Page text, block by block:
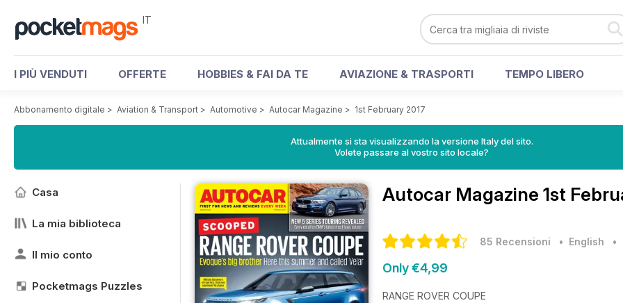
IT
I PIÙ VENDUTI OFFERTE HOBBIES & FAI DA TE AVIAZIONE & TRASPORTI TEMPO LIBERO
Abbonamento digitale > Aviation & Transport > Automotive > Autocar Magazine > 1st February 2017
Attualmente si sta visualizzando la versione Italy del sito.
Volete passare al vostro sito locale?
Casa
La mia biblioteca
Il mio conto
Pocketmags Puzzles
Autocar Magazine 1st
85 Recensioni • English •
Only €4,99
RANGE ROVER COUPE